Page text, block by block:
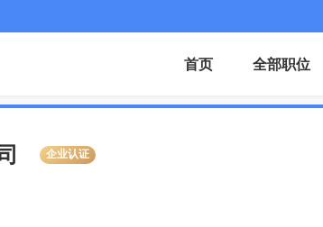
首页 全部职位
企业认证